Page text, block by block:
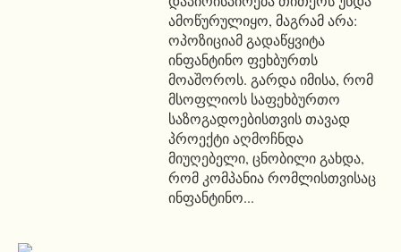
ამოწურულიყო, მაგრამ არა:
ოპოზიციამ გადაწყვიტა
ინფანტინო ფეხბურთს
მოაშოროს. გარდა იმისა, რომ
მსოფლიოს საფეხბურთო
საზოგადოებისთვის თავად
პროექტი აღმოჩნდა
მიუღებელი, ცნობილი გახდა,
რომ კომპანია რომლისთვისაც
ინფანტინო...